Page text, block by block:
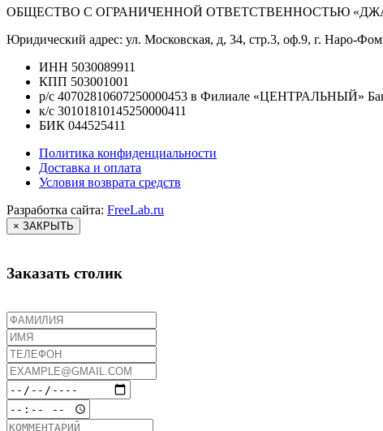
ОБЩЕСТВО С ОГРАНИЧЕННОЙ ОТВЕТСТВЕННОСТЬЮ
Юридический адрес: ул. Московская, д, 34, стр.3, оф.9, г. Наро-
ИНН 5030089911
КПП 503001001
р/с 40702810607250000453 в Филиале «ЦЕНТРАЛЬНЫЙ»
к/с 30101810145250000411
БИК 044525411
Политика конфиденциальности
Доставка и оплата
Условия возврата средств
Разработка сайта: FreeLab.ru
× ЗАКРЫТЬ
Заказать столик